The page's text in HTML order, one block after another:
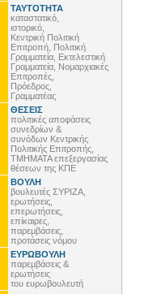
ΤΑΥΤΟΤΗΤΑ
καταστατικό,
ιστορικό,
Κεντρική Πολιτική
Επιτροπή, Πολιτική
Γραμματεία, Εκτελεστική
Γραμματεία, Νομαρχιακές
Επιτροπές,
Πρόεδρος,
Γραμματέας
ΘΕΣΕΙΣ
πολιτικές αποφάσεις
συνεδρίων &
συνόδων Κεντρικής
Πολιτικής Επιτροπής,
ΤΜΗΜΑΤΑ επεξεργασίας
θέσεων της ΚΠΕ
ΒΟΥΛΗ
βουλευτές ΣΥΡΙΖΑ,
ερωτήσεις,
επερωτήσεις,
επίκαιρες,
παρεμβάσεις,
προτάσεις νόμου
ΕΥΡΩΒΟΥΛΗ
παρεμβάσεις &
ερωτήσεις
του ευρωβουλευτή